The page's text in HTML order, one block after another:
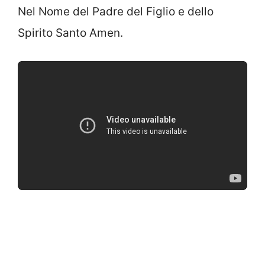
Nel Nome del Padre del Figlio e dello
Spirito Santo Amen.